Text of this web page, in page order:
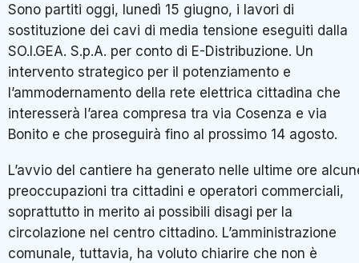
Sono partiti oggi, lunedì 15 giugno, i lavori di
sostituzione dei cavi di media tensione eseguiti dalla
SO.I.GEA. S.p.A. per conto di E-Distribuzione. Un
intervento strategico per il potenziamento e
l’ammodernamento della rete elettrica cittadina che
interesserà l’area compresa tra via Cosenza e via
Bonito e che proseguirà fino al prossimo 14 agosto.
L’avvio del cantiere ha generato nelle ultime ore
preoccupazioni tra cittadini e operatori commerciali,
soprattutto in merito ai possibili disagi per la
circolazione nel centro cittadino. L’amministrazione
comunale, tuttavia, ha voluto chiarire che non è